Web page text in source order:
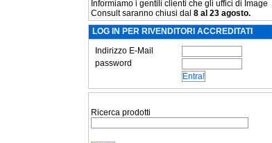
Informiamo i gentili clienti che gli uffici di Image
Consult saranno chiusi dal 8 al 23 agosto.
LOG IN PER RIVENDITORI ACCREDITATI
Indirizzo E-Mail
password
Ricerca prodotti